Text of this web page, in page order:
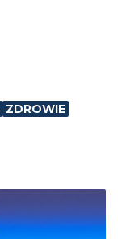
ZDROWIE